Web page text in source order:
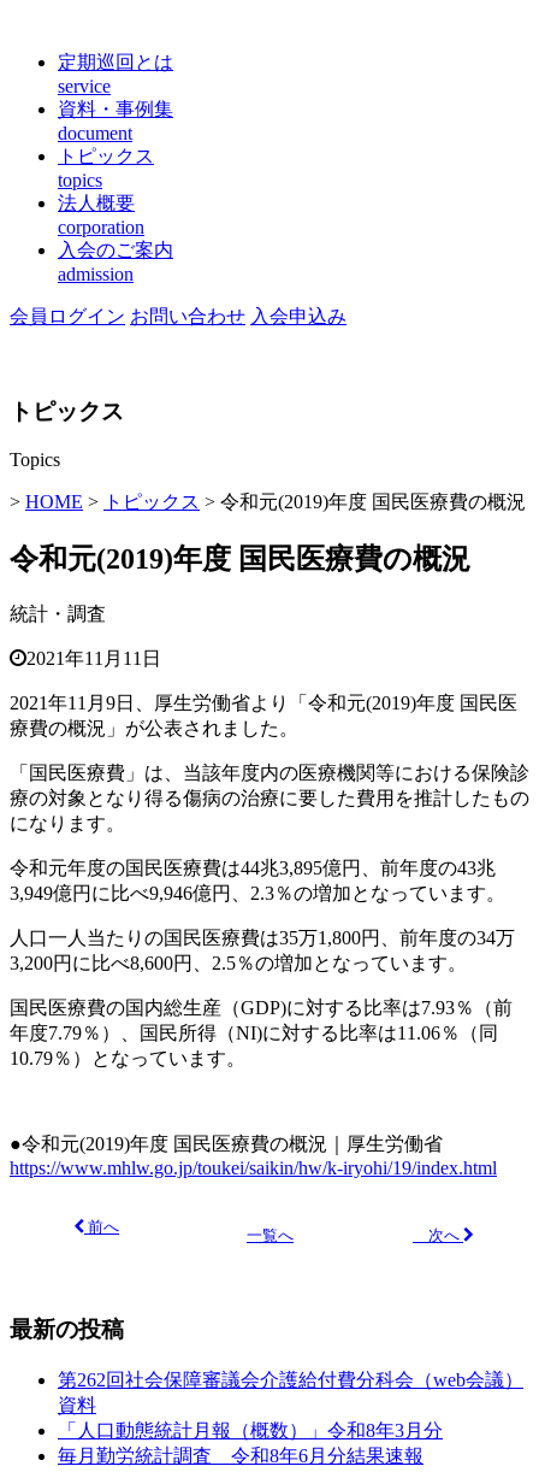
定期巡回とは
service
資料・事例集
document
トピックス
topics
法人概要
corporation
入会のご案内
admission
会員ログイン お問い合わせ 入会申込み
トピックス
Topics
> HOME > トピックス > 令和元(2019)年度 国民医療費の概況
令和元(2019)年度 国民医療費の概況
統計・調査
2021年11月11日
2021年11月9日、厚生労働省より「令和元(2019)年度 国民医
療費の概況」が公表されました。
「国民医療費」は、当該年度内の医療機関等における保険診
療の対象となり得る傷病の治療に要した費用を推計したもの
になります。
令和元年度の国民医療費は44兆3,895億円、前年度の43兆
3,949億円に比べ9,946億円、2.3％の増加となっています。
人口一人当たりの国民医療費は35万1,800円、前年度の34万
3,200円に比べ8,600円、2.5％の増加となっています。
国民医療費の国内総生産（GDP)に対する比率は7.93％（前
年度7.79％）、国民所得（NI)に対する比率は11.06％（同
10.79％）となっています。
●令和元(2019)年度 国民医療費の概況｜厚生労働省
https://www.mhlw.go.jp/toukei/saikin/hw/k-iryohi/19/index.html
前へ
一覧へ 次へ
最新の投稿
第262回社会保障審議会介護給付費分科会（web会議）
資料
「人口動態統計月報（概数）」令和8年3月分
毎月勤労統計調査 令和8年6月分結果速報